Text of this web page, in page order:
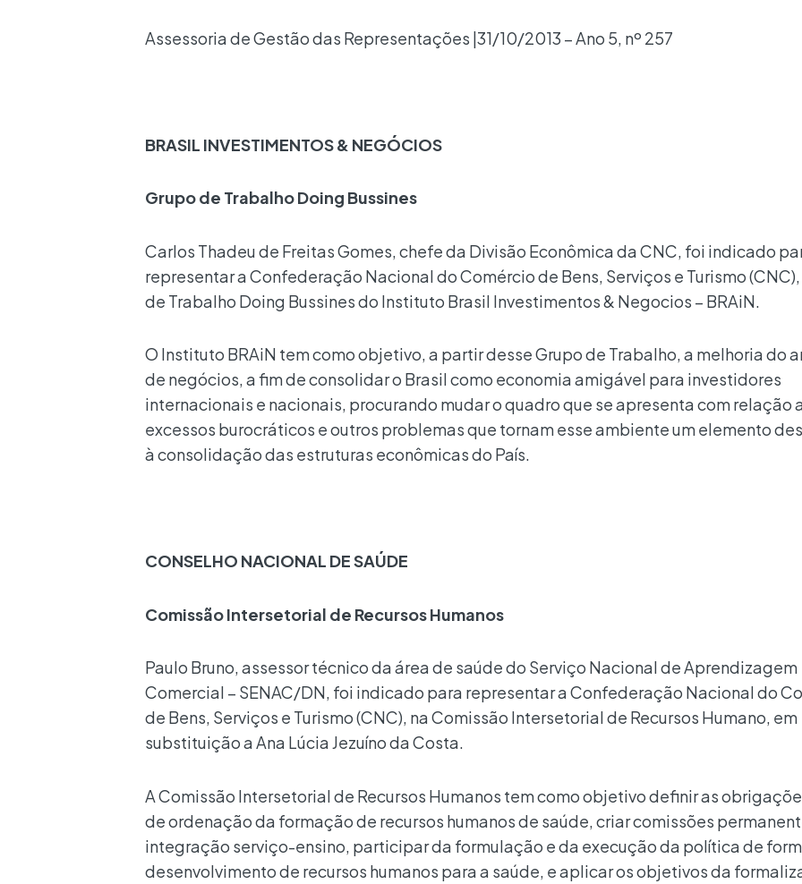
Assessoria de Gestão das Representações |31/10/2013 – Ano 5, nº 257
BRASIL INVESTIMENTOS & NEGÓCIOS
Grupo de Trabalho Doing Bussines
Carlos Thadeu de Freitas Gomes, chefe da Divisão Econômica da CNC, foi indicado
representar a Confederação Nacional do Comércio de Bens, Serviços e Turismo (CNC),
de Trabalho Doing Bussines do Instituto Brasil Investimentos & Negocios – BRAiN.
O Instituto BRAiN tem como objetivo, a partir desse Grupo de Trabalho, a melhoria do
de negócios, a fim de consolidar o Brasil como economia amigável para investidores
internacionais e nacionais, procurando mudar o quadro que se apresenta com relação
excessos burocráticos e outros problemas que tornam esse ambiente um elemento
à consolidação das estruturas econômicas do País.
CONSELHO NACIONAL DE SAÚDE
Comissão Intersetorial de Recursos Humanos
Paulo Bruno, assessor técnico da área de saúde do Serviço Nacional de Aprendizagem
Comercial – SENAC/DN, foi indicado para representar a Confederação Nacional do
de Bens, Serviços e Turismo (CNC), na Comissão Intersetorial de Recursos Humano, em
substituição a Ana Lúcia Jezuíno da Costa.
A Comissão Intersetorial de Recursos Humanos tem como objetivo definir as
de ordenação da formação de recursos humanos de saúde, criar comissões
integração serviço-ensino, participar da formulação e da execução da política de
desenvolvimento de recursos humanos para a saúde, e aplicar os objetivos da